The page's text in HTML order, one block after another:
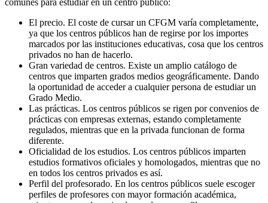
comunes para estudiar en un centro público:
El precio. El coste de cursar un CFGM varía completamente,
ya que los centros públicos han de regirse por los importes
marcados por las instituciones educativas, cosa que los centros
privados no han de hacerlo.
Gran variedad de centros. Existe un amplio catálogo de
centros que imparten grados medios geográficamente. Dando
la oportunidad de acceder a cualquier persona de estudiar un
Grado Medio.
Las prácticas. Los centros públicos se rigen por convenios de
prácticas con empresas externas, estando completamente
regulados, mientras que en la privada funcionan de forma
diferente.
Oficialidad de los estudios. Los centros públicos imparten
estudios formativos oficiales y homologados, mientras que no
en todos los centros privados es así.
Perfil del profesorado. En los centros públicos suele escoger
perfiles de profesores con mayor formación académica,